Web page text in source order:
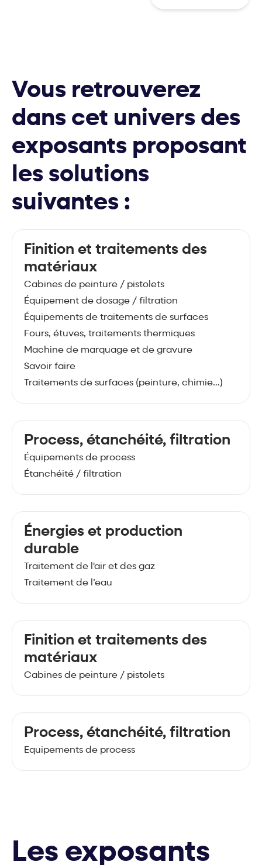
Vous retrouverez
dans cet univers des
exposants proposant
les solutions
suivantes :
Finition et traitements des
matériaux
Cabines de peinture / pistolets
Équipement de dosage / filtration
Équipements de traitements de surfaces
Fours, étuves, traitements thermiques
Machine de marquage et de gravure
Savoir faire
Traitements de surfaces (peinture, chimie…)
Process, étanchéité, filtration
Équipements de process
Étanchéité / filtration
Énergies et production
durable
Traitement de l'air et des gaz
Traitement de l’eau
Finition et traitements des
matériaux
Cabines de peinture / pistolets
Process, étanchéité, filtration
Equipements de process
Les exposants